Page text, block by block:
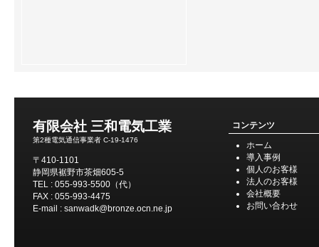
有限会社 三和電気工業
第2種電気通信事業者 C-19-1476
〒410-1101
静岡県裾野市茶畑605-5
TEL : 055-993-5500（代）
FAX : 055-993-4475
E-mail : sanwadk@bronze.ocn.ne.jp
コンテンツ
ホーム
導入事例
個人のお客様
法人のお客様
会社概要
お問い合わせ